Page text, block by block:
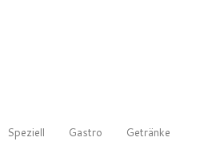
Speziell Gastro Getränke